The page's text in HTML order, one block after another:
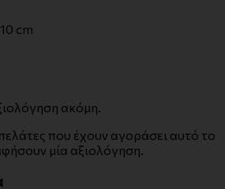
cm
ακόμη.
που έχουν αγοράσει αυτό το
μία αξιολόγηση.